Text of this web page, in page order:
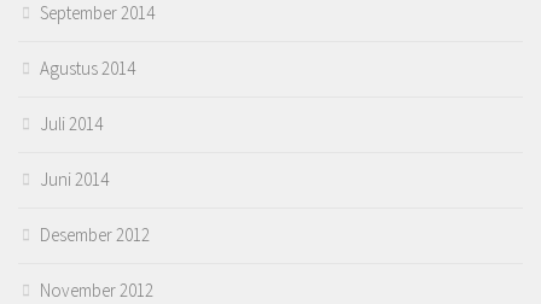
September 2014
Agustus 2014
Juli 2014
Juni 2014
Desember 2012
November 2012